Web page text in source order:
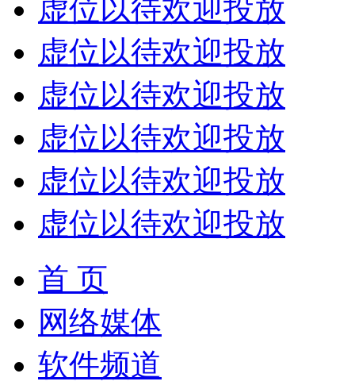
虚位以待欢迎投放
虚位以待欢迎投放
虚位以待欢迎投放
虚位以待欢迎投放
虚位以待欢迎投放
虚位以待欢迎投放
首 页
网络媒体
软件频道